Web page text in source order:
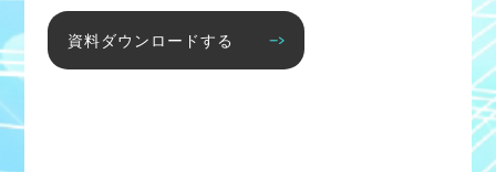
資料ダウンロードする